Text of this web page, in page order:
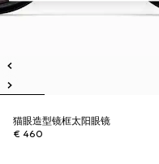
猫眼造型镜框太阳眼镜
€ 460